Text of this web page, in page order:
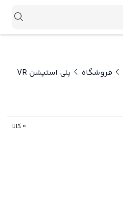
فروشگاه پلی استیشن VR
0 کالا